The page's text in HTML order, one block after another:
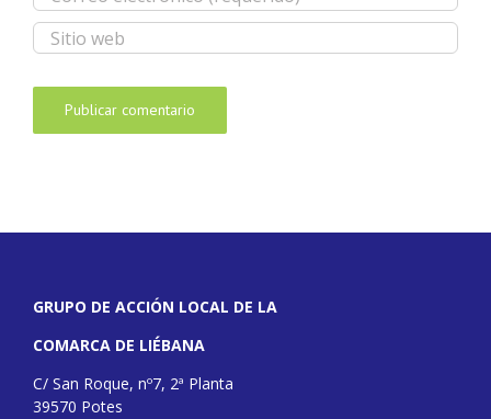
GRUPO DE ACCIÓN LOCAL DE LA
COMARCA DE LIÉBANA
C/ San Roque, nº7, 2ª Planta
39570 Potes